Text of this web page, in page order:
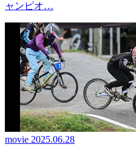
ャンピオ…
movie 2025.06.28